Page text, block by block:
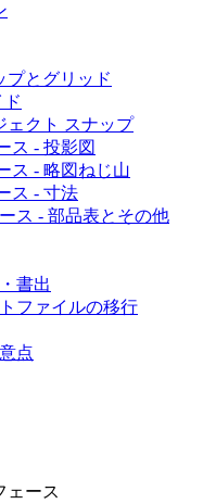
プとグリッド
ェクト スナップ
ス - 投影図
ス - 略図ねじ山
ス - 寸法
ス - 部品表とその他
書出
ファイルの移行
点
ェース